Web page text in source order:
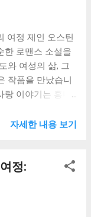
의 폭력과 무질서,
망은 처음에는
자신의 야망으로
다. 맥베스의 비
니라고 생각합니
운 욕망, 즉 야망
적나라하게 보
혹에도 넘어져, 잘
요한지를 일깨워
인상을 남겼습니
. 하지만 죄책감
여정 제인 오스틴
한 로맨스 소설을
와 여성의 삶, 그
작품을 만났습니
이야기는 흥미
이 숨겨져 있습니
어떻게 갈등을
지를 보여주는
반감을 느낍니
자세한 내용 보기
정: